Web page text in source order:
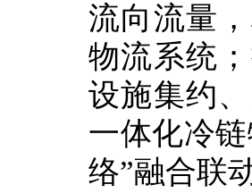
流向流量
物流系统
设施集约
一体化冷
络”融合联